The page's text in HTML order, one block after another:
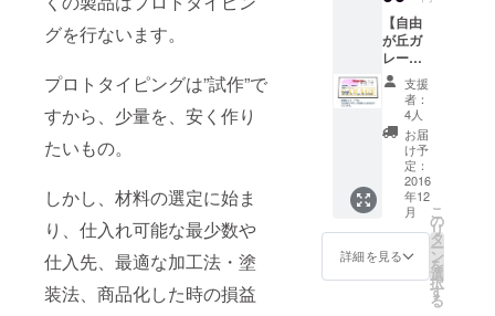
グを行ないます。
プロトタイピングは”試作”で
すから、少量を、安く作り
たいもの。
しかし、材料の選定に始ま
り、仕入れ可能な最少数や
仕入先、最適な加工法・塗
装法、商品化した時の損益
具やキッチ
ン戸棚をDIY
しました。
最近はフィ
ジカルコン
ピューティ
ングをかじ
りつつ、金
属加工の奥
深さに魅了
されていま
す。
【自由
が丘ガ
レー
ジ】会
員券（1
年間有
効） ★
会員特
典★ ・
会員専
用SNS
の利用
（QA対
応、各
種相談
受付）
支援
者：
4人
お届
け予
定：
2016
年12
月
詳細を見る
こ
の
リ
タ
ー
ン
を
選
択
す
る